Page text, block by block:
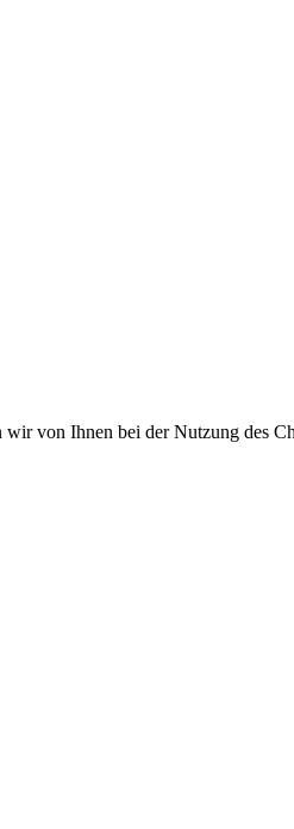
von Ihnen bei der Nutzung des